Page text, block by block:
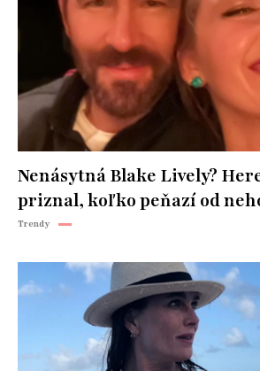
Nenásytná Blake Lively?
priznal, koľko peňazí od
Trendy